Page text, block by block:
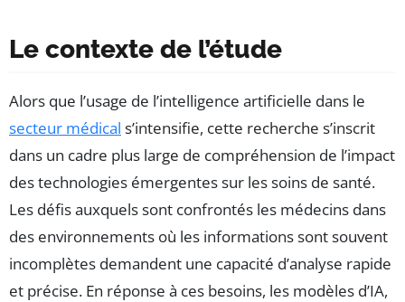
Le contexte de l’étude
Alors que l’usage de l’intelligence artificielle dans le
secteur médical s’intensifie, cette recherche s’inscrit
dans un cadre plus large de compréhension de l’impact
des technologies émergentes sur les soins de santé.
Les défis auxquels sont confrontés les médecins dans
des environnements où les informations sont souvent
incomplètes demandent une capacité d’analyse rapide
et précise. En réponse à ces besoins, les modèles d’IA,